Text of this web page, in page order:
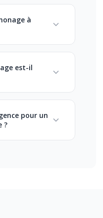
à
est-il
pour un
?